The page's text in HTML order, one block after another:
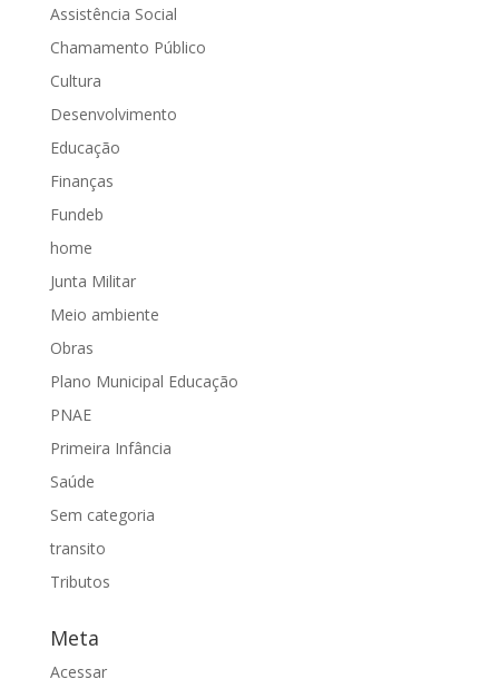
Assistência Social
Chamamento Público
Cultura
Desenvolvimento
Educação
Finanças
Fundeb
home
Junta Militar
Meio ambiente
Obras
Plano Municipal Educação
PNAE
Primeira Infância
Saúde
Sem categoria
transito
Tributos
Meta
Acessar